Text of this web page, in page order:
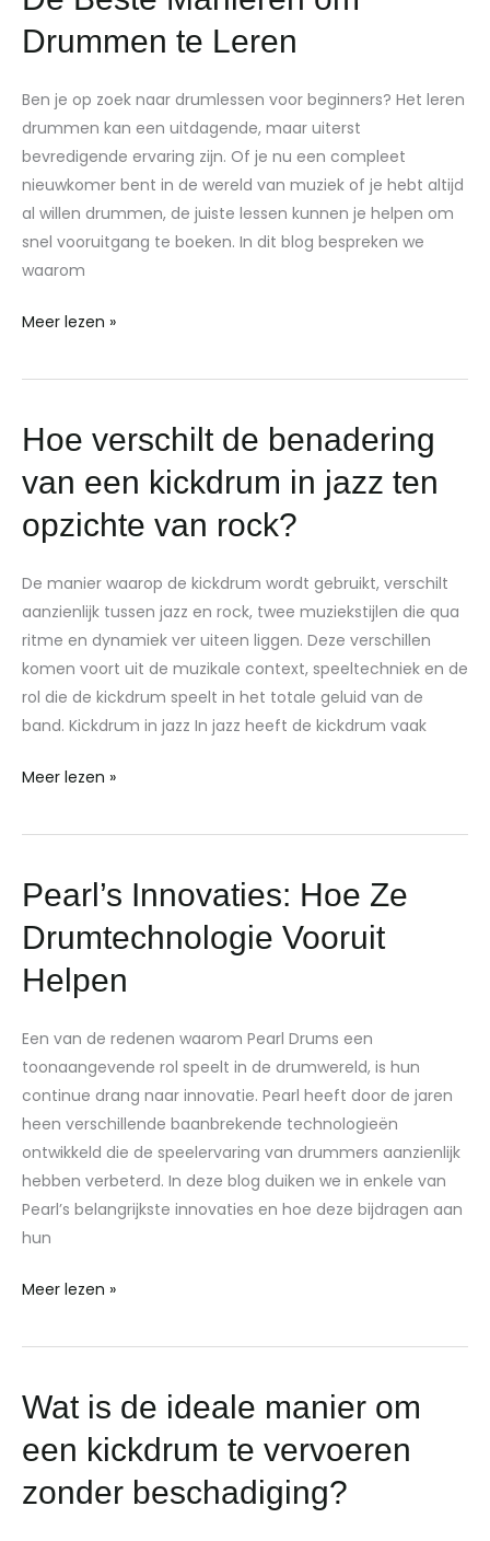
Drummen te Leren
Ben je op zoek naar drumlessen voor beginners? Het leren
drummen kan een uitdagende, maar uiterst
bevredigende ervaring zijn. Of je nu een compleet
nieuwkomer bent in de wereld van muziek of je hebt altijd
al willen drummen, de juiste lessen kunnen je helpen om
snel vooruitgang te boeken. In dit blog bespreken we
waarom
De
Manieren
om
Drummen
te
Leren
Meer lezen »
Hoe verschilt de benadering
van een kickdrum in jazz ten
opzichte van rock?
De manier waarop de kickdrum wordt gebruikt, verschilt
aanzienlijk tussen jazz en rock, twee muziekstijlen die qua
ritme en dynamiek ver uiteen liggen. Deze verschillen
komen voort uit de muzikale context, speeltechniek en de
rol die de kickdrum speelt in het totale geluid van de
band. Kickdrum in jazz In jazz heeft de kickdrum vaak
Hoe
de
benadering
van
een
kickdrum
in
jazz
ten
opzichte
rock?
Meer lezen »
Pearl’s Innovaties: Hoe Ze
Drumtechnologie Vooruit
Helpen
Een van de redenen waarom Pearl Drums een
toonaangevende rol speelt in de drumwereld, is hun
continue drang naar innovatie. Pearl heeft door de jaren
heen verschillende baanbrekende technologieën
ontwikkeld die de speelervaring van drummers aanzienlijk
hebben verbeterd. In deze blog duiken we in enkele van
Pearl’s belangrijkste innovaties en hoe deze bijdragen aan
hun
Pearl’s
Hoe
Ze
Drumtechnologie
Vooruit
Helpen
Meer lezen »
Wat is de ideale manier om
een kickdrum te vervoeren
zonder beschadiging?
Wat
de
ideale